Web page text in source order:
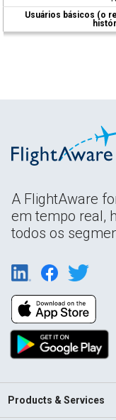
Usuários básicos (o
A FlightAware
em tempo real,
todos os
Products & Services